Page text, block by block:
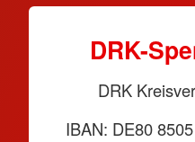
DRK-
DRK
IBAN: DE80